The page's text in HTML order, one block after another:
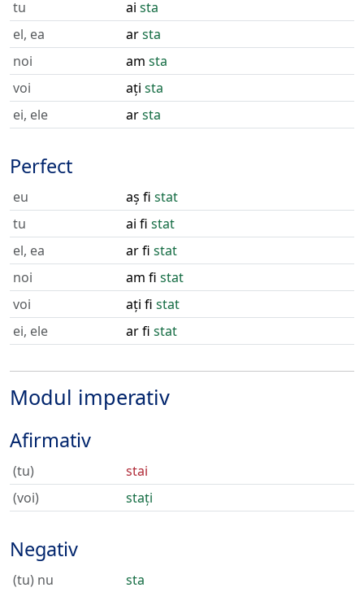
tu
ai sta
el, ea
arsta
noi
am sta
voi
ați sta
ei, ele
arsta
Perfect
eu aș fi stat
tu
ai fi stat
el, ea
ar fi stat
noi
am fi stat
voi
ați fi stat
ei, ele
ar fi stat
Modul imperativ
Afirmativ
(tu)
stai
(voi)
stați
Negativ
(tu) nu
sta